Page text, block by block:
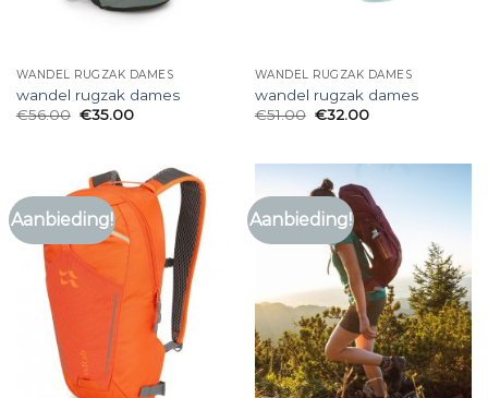
WANDEL RUGZAK DAMES
wandel rugzak dames
€56.00 €35.00
WANDEL RUGZAK DAMES
wandel rugzak dames
€51.00 €32.00
Aanbieding! Aanbieding!